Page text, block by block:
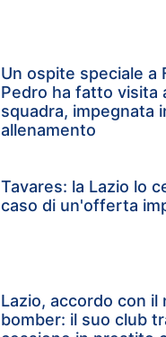
Un ospite speciale a
Pedro ha fatto visita
squadra, impegnata
allenamento
Tavares: la Lazio lo
caso di un'offerta
Lazio, accordo con il
bomber: il suo club